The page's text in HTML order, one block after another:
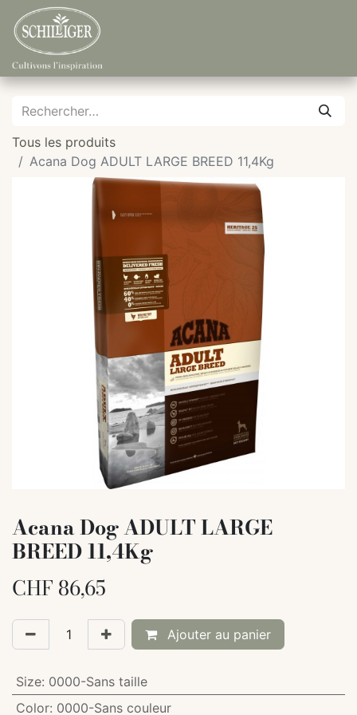
Tous les produits
Acana Dog ADULT LARGE BREED 11,4Kg
Acana Dog ADULT LARGE
BREED 11,4Kg
CHF 86,65
Ajouter au panier
Size: 0000-Sans taille
Color: 0000-Sans couleur